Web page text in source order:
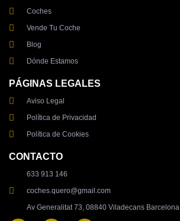
Coches
Vende Tu Coche
Blog
Dónde Estamos
PÁGINAS LEGALES
Aviso Legal
Política de Privacidad
Política de Cookies
CONTACTO
633 913 146
coches.quero@gmail.com
Av Generalitat 73, 08840 Viladecans Barcelona